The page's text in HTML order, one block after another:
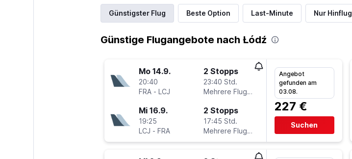
Günstigster Flug Beste Option Last-Minute Nur Hinflug
Günstige Flugangebote nach Łódź
Mo 14.9.
20:40
FRA- LCJ
2 Stopps
23:40 Std.
Mehrere Fluglinien
Mi 16.9.
19:25
LCJ - FRA
2 Stopps
17:45 Std.
Mehrere Fluglinien
Angebot
gefunden am
03.08.
227 €
Suchen